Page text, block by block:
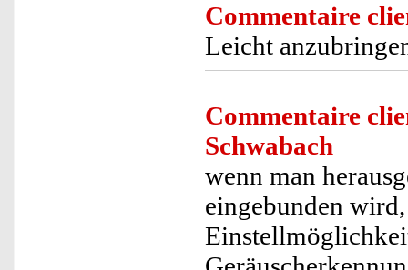
Commentaire
Leicht
Commentaire
Schwabach
wenn man
eingebunden